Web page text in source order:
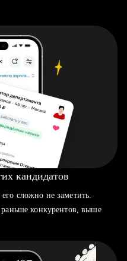
кандидатов
сложно не заметить.
раньше конкурентов, выше